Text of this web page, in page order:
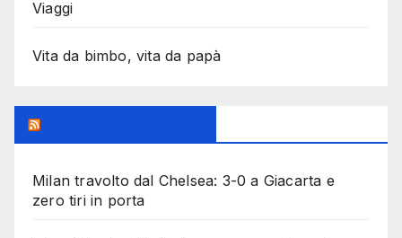
Viaggi
Vita da bimbo, vita da papà
Milan travolto dal Chelsea: 3-0 a Giacarta e
zero tiri in porta